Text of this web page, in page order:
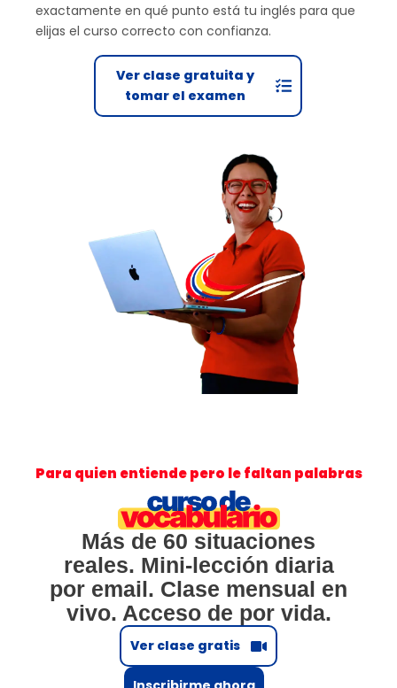
exactamente en qué punto está tu inglés para que
elijas el curso correcto con confianza.
Ver clase gratuita y
tomar el examen
Para quien entiende pero le faltan palabras
Más de 60 situaciones
reales. Mini-lección diaria
por email. Clase mensual en
vivo. Acceso de por vida.
Ver clase gratis